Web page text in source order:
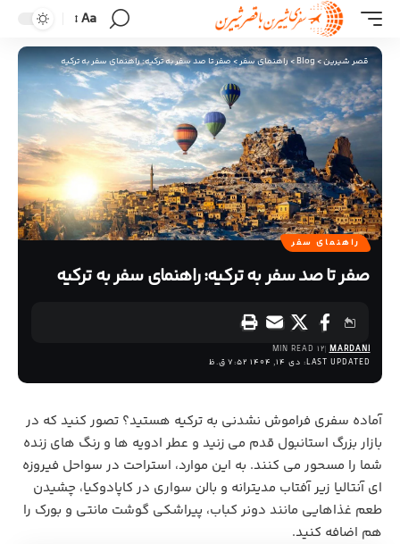
Aa
قصر شیرین>
Blog
>راهنمای سفر>صفر تا صد سفر به ترکیه: راهنمای سفر به ترکیه
راهنمای سفر
صفر تا صد سفر به ترکیه: راهنمای سفر به ترکیه
LAST UPDATED: دی 14, 1404 7:52 ق.ظ
MARDANI
12 MIN READ
آماده سفری فراموش نشدنی به ترکیه هستید؟ تصور کنید که در
بازار بزرگ استانبول قدم می زنید و عطر ادویه‌ ها و رنگ‌ های زنده
شما را مسحور می‌ کنند. به این موارد، استراحت در سواحل فیروزه
ای آنتالیا زیر آفتاب مدیترانه و بالن سواری در کاپادوکیا، چشیدن
طعم غذاهایی مانند دونر کباب، پیراشکی گوشت مانتی و بورک را
هم اضافه کنید.